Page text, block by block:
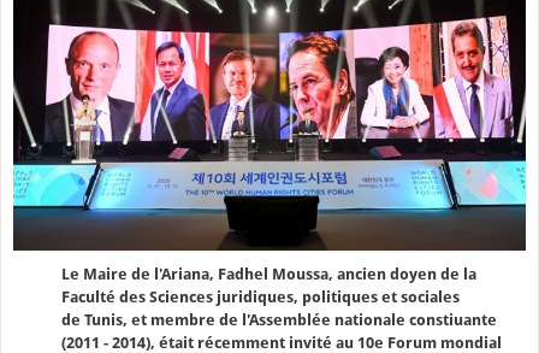
Le Maire de l'Ariana, Fadhel Moussa, ancien doyen de la
Faculté des Sciences juridiques, politiques et sociales
de Tunis, et membre de l'Assemblée nationale constiuante
(2011 - 2014), était récemment invité au 10e Forum mondial